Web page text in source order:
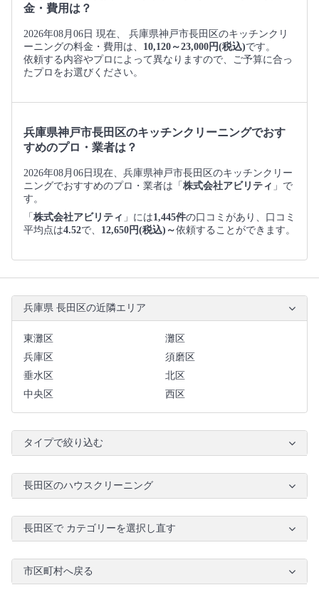
金・費用は？
2026年08月06日 現在、 兵庫県神戸市長田区のキッチンクリ
ーニングの料金・費用は、 10,120～23,000円(税込)です。
依頼する内容やプロによって異なりますので、ご予算に合っ
たプロをお選びください。
兵庫県神戸市長田区のキッチンクリーニングでおす
すめのプロ・業者は？
2026年08月06日現在、兵庫県神戸市長田区のキッチンクリー
ニングでおすすめのプロ・業者は「 株式会社アビリティ 」で
す。
「 株式会社アビリティ 」には1,445件の口コミがあり、口コミ
平均点は4.52で、 12,650円(税込)～依頼することができます。
兵庫県 長田区の近隣エリア
東灘区
灘区
兵庫区
須磨区
垂水区
北区
中央区
西区
タイプで絞り込む
長田区のハウスクリーニング
長田区で カテゴリーを選択し直す
市区町村へ戻る